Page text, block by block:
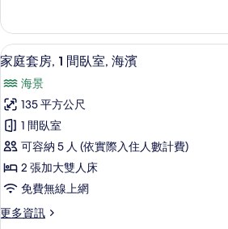
海
濱
的
所
有
相
片
套
房,
1
間
臥
室,
海
濱
的
詳
情
顯
示
家
庭
套
房,
1
間
臥
高級寢
5
家庭套房, 1 間臥室, 海濱
海景
135 平方公尺
1 間臥室
可容納 5 人 (依實際入住人數計費)
2 張加大雙人床
免費無線上網
更多資訊
更